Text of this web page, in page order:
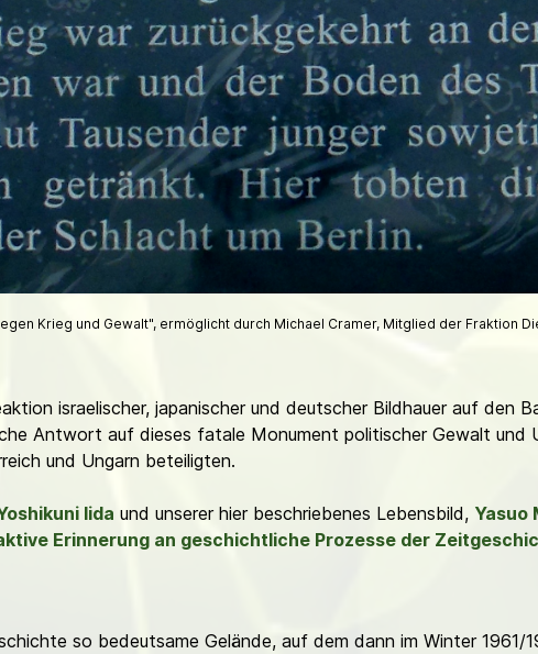
Krieg und Gewalt", ermöglicht durch Michael Cramer, Mitglied der Fraktion
israelischer, japanischer und deutscher Bildhauer auf den
Antwort auf dieses fatale Monument politischer Gewalt und
und Ungarn beteiligten.
Iida und unserer hier beschriebenes Lebensbild, Yasuo
Erinnerung an geschichtliche Prozesse der
so bedeutsame Gelände, auf dem dann im Winter 1961/